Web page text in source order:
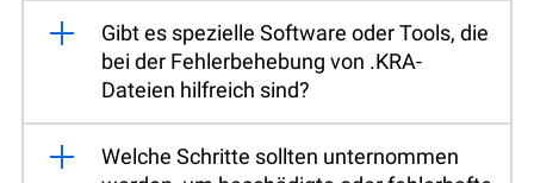
Gibt es spezielle Software oder Tools, die
bei der Fehlerbehebung von .KRA-
Dateien hilfreich sind?
Welche Schritte sollten unternommen